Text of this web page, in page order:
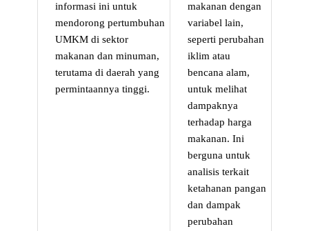
informasi ini untuk
mendorong pertumbuhan
UMKM di sektor
makanan dan minuman,
terutama di daerah yang
permintaannya tinggi.
makanan dengan
variabel lain,
seperti perubahan
iklim atau
bencana alam,
untuk melihat
dampaknya
terhadap harga
makanan. Ini
berguna untuk
analisis terkait
ketahanan pangan
dan dampak
perubahan